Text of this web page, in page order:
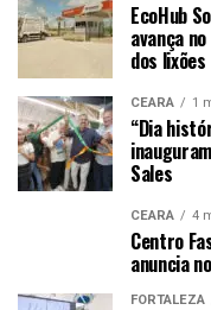
EcoHub
avança
dos lixões
CEARÁ 1
“Dia
Sales
CEARÁ 4
Centro
anuncia
FORTALEZA